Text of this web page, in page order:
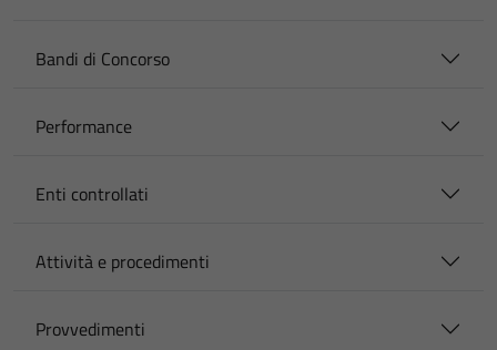
Bandi di Concorso
Performance
Enti controllati
Attività e procedimenti
Provvedimenti